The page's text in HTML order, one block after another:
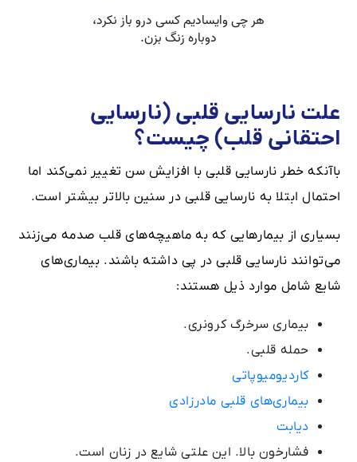
علت نارسایی قلبی (نارسایی
احتقانی قلب) چیست؟
باآنکه خطر نارسایی قلبی با افزایش سن تغییر نمی‌کند اما
احتمال ابتلا به نارسایی قلبی در سنین بالاتر بیشتر است.
بسیاری از بیمارهایی که به ماهیچه‌های قلب صدمه می‌زنند
می‌توانند نارسایی قلبی در پی داشته باشند. بیماری‌های
شایع شامل موارد ذیل هستند:
بیماری سرخرگ کرونری.
حمله قلبی.
کاردیومیوپاتی
بیماری‌های قلبی مادرزادی
دیابت
فشارخون بالا. این علتی شایع در زنان است.